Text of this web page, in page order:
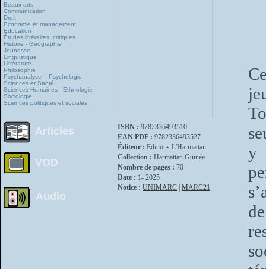
Beaux-arts
Communication
Droit
Economie et management
Education
Études littéraires, critiques
Histoire - Géographie
Jeunesse
Linguistique
Littérature
Philosophie
Psychanalyse – Psychologie
Sciences et Santé
Sciences Humaines - Ethnologie -
Sociologie
Sciences politiques et sociales
Articles
VOD
Audio
ISBN : 9782336493510
EAN PDF : 9782336493527
Éditeur : Editions L'Harmattan
Collection : Harmattan Guinée
Nombre de pages : 70
Date : 1- 2025
Notice : UNIMARC MARC21
y